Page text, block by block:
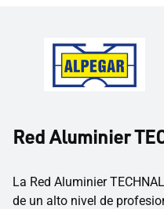
Red Aluminier
La Red Aluminier
de un alto nivel de